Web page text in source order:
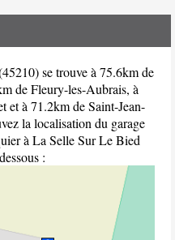
se trouve à 75.6km de
de Fleury-les-Aubrais, à
et à 71.2km de Saint-Jean-
la localisation du garage
à La Selle Sur Le Bied
: